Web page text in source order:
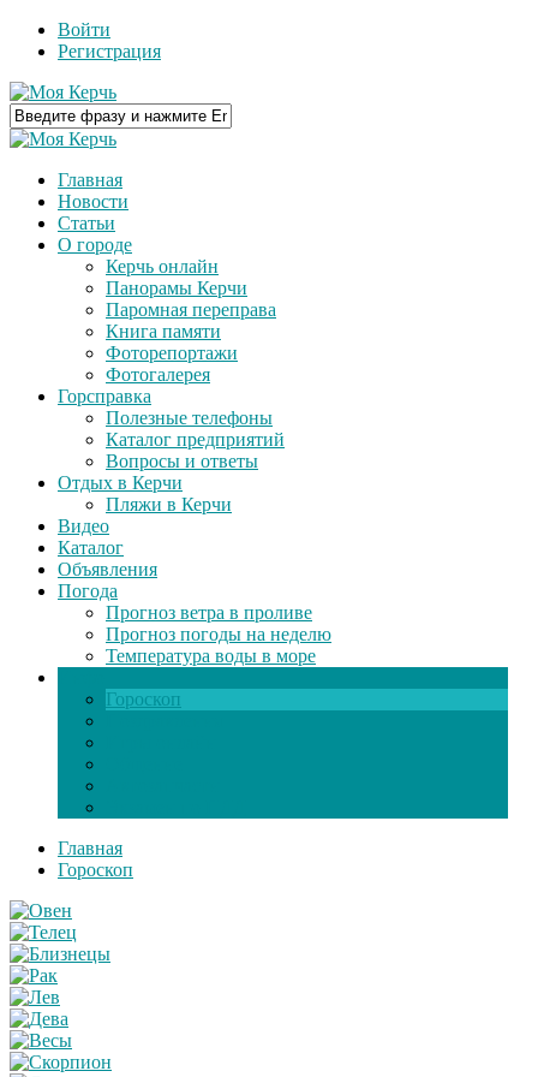
Войти
Регистрация
Главная
Новости
Статьи
О городе
Керчь онлайн
Панорамы Керчи
Паромная переправа
Книга памяти
Фоторепортажи
Фотогалерея
Горсправка
Полезные телефоны
Каталог предприятий
Вопросы и ответы
Отдых в Керчи
Пляжи в Керчи
Видео
Каталог
Объявления
Погода
Прогноз ветра в проливе
Прогноз погоды на неделю
Температура воды в море
Гороскоп
Главная
Гороскоп